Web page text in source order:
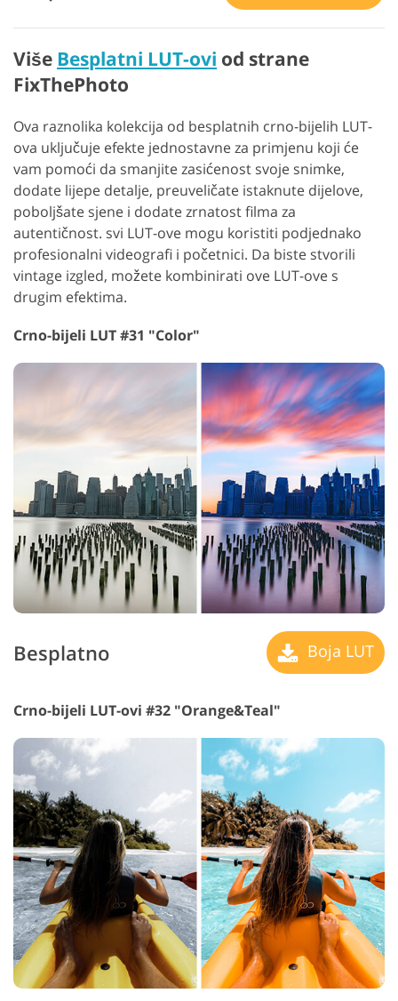
Više Besplatni LUT-ovi od strane
FixThePhoto
Ova raznolika kolekcija od besplatnih crno-bijelih LUT-
ova uključuje efekte jednostavne za primjenu koji će
vam pomoći da smanjite zasićenost svoje snimke,
dodate lijepe detalje, preuveličate istaknute dijelove,
poboljšate sjene i dodate zrnatost filma za
autentičnost. svi LUT-ove mogu koristiti podjednako
profesionalni videografi i početnici. Da biste stvorili
vintage izgled, možete kombinirati ove LUT-ove s
drugim efektima.
Crno-bijeli LUT #31 "Color"
Besplatno Boja LUT
Crno-bijeli LUT-ovi #32 "Orange&Teal"